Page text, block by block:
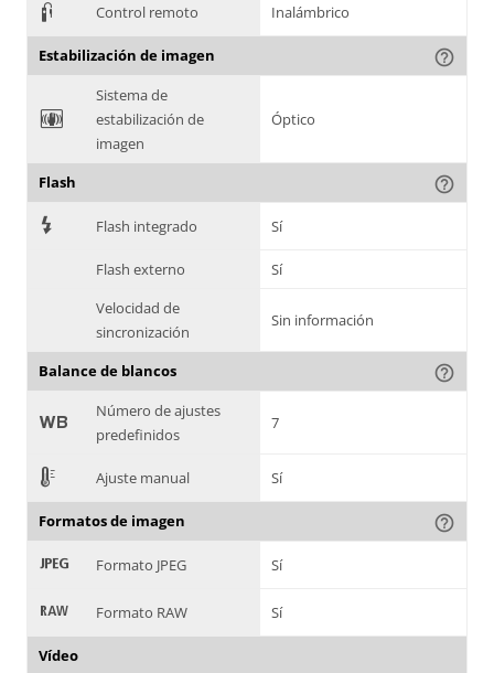
3 Control remoto Inalámbrico
Estabilización de imagen help_outline
F
Sistema de
estabilización de
imagen
Óptico
Flash help_outline
7 Flash integrado Sí
Flash externo
Sí
Velocidad de
sincronización
Sin información
Balance de blancos help_outline
9
Número de ajustes
predefinidos
7
E Ajuste manual Sí
Formatos de imagen help_outline
: Formato JPEG Sí
; Formato RAW Sí
Vídeo